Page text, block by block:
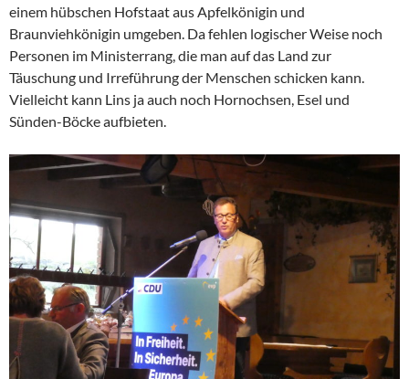
einem hübschen Hofstaat aus Apfelkönigin und
Braunviehkönigin umgeben. Da fehlen logischer Weise noch
Personen im Ministerrang, die man auf das Land zur
Täuschung und Irreführung der Menschen schicken kann.
Vielleicht kann Lins ja auch noch Hornochsen, Esel und
Sünden-Böcke aufbieten.